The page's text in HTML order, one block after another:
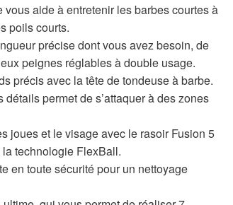
aide à entretenir les barbes courtes à
poils courts.
précise dont vous avez besoin, de
peignes réglables à double usage.
précis avec la tête de tondeuse à barbe.
permet de s’attaquer à des zones
joues et le visage avec le rasoir Fusion 5
technologie FlexBall.
en toute sécurité pour un nettoyage